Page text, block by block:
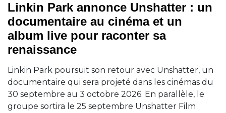
Linkin Park annonce Unshatter : un
documentaire au cinéma et un
album live pour raconter sa
renaissance
Linkin Park poursuit son retour avec Unshatter, un
documentaire qui sera projeté dans les cinémas du
30 septembre au 3 octobre 2026. En parallèle, le
groupe sortira le 25 septembre Unshatter Film